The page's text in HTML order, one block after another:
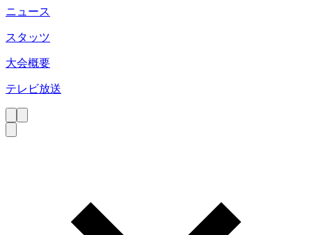
ニュース
スタッツ
大会概要
テレビ放送